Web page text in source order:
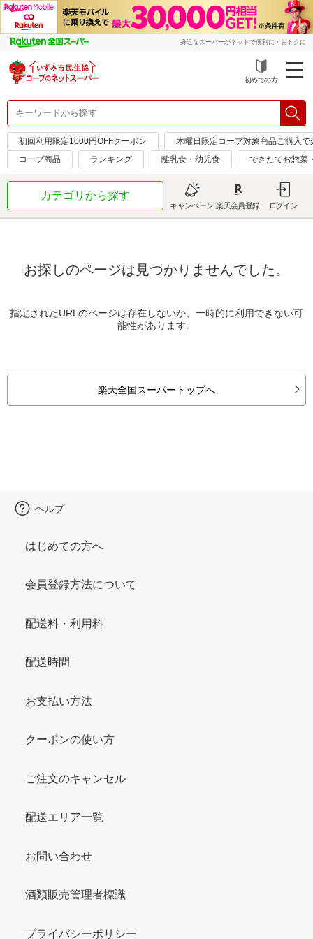
身近なスーパーがネットで便利に・おトクに
初めての方
初回利用限定1000円OFFクーポン
木曜日限定コープ対象商品ご購入
コープ商品
ランキング 離乳食・幼児食 できたてお惣菜
カテゴリから探す
キャンペーン 楽天会員登録 ログイン
お探しのページは見つかりませんでした。
指定されたURLのページは存在しないか、一時的に利用できない可
能性があります。
楽天全国スーパートップへ
ヘルプ
はじめての方へ
会員登録方法について
配送料・利用料
配送時間
お支払い方法
クーポンの使い方
ご注文のキャンセル
配送エリア一覧
お問い合わせ
酒類販売管理者標識
プライバシーポリシー